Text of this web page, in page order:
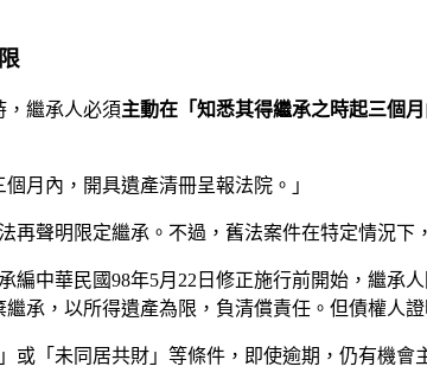
，繼承人必須主動在「知悉其得繼承之時起三個
月內，開具遺產清冊呈報法院。」
再聲明限定繼承。不過，舊法案件在特定情況下
編中華民國98年5月22日修正施行前開始，繼
承，以所得遺產為限，負清償責任。但債權人證
或「未同居共財」等條件，即使逾期，仍有機